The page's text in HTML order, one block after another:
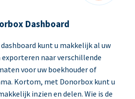
Dashboard
kunt u makkelijk al uw
naar verschillende
voor uw boekhouder of
Kortom, met Donorbox kunt u
inzien en delen. Wie is de